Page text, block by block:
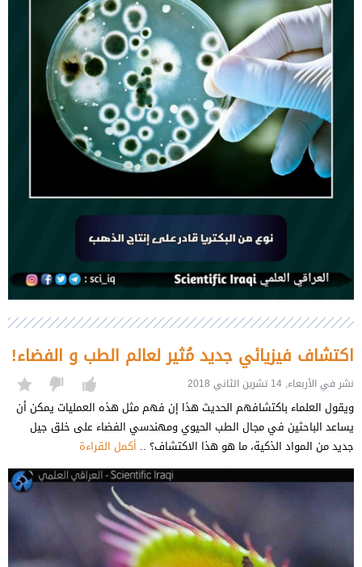
اكتشاف فيزيائي جديد مُثير لعالم الطب و الفضاء!
نشر في الأربعاء, 14 تشرين الثاني 2018
ويقول العلماء باكتشافهم الحديث هذا إن فهم مثل هذه العمليات يمكن أن
يساعد الباحثين في مجال الطب الحيوي ومهندسي الفضاء على خلق جيل
جديد من المواد الذكية، ما هو هذا الاكتشاف؟ .. أكمل القراءة